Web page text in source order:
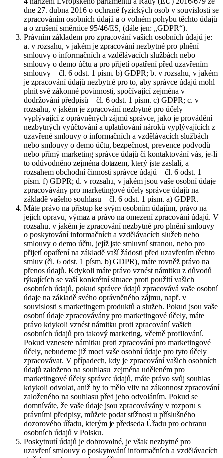
dne 27. dubna 2016 o ochraně fyzických osob v souvislosti se
zpracováním osobních údajů a o volném pohybu těchto údajů
a o zrušení směrnice 95/46/ES, (dále jen: „GDPR“).
Právním základem pro zpracování vašich osobních údajů je:
a. v rozsahu, v jakém je zpracování nezbytné pro plnění
smlouvy o informačních a vzdělávacích službách nebo
smlouvy o demo účtu a pro přijetí opatření před uzavřením
smlouvy – čl. 6 odst. 1 písm. b) GDPR; b. v rozsahu, v jakém
je zpracování údajů nezbytné pro to, aby správce údajů mohl
plnit své zákonné povinnosti, spočívající zejména v
dodržování předpisů – čl. 6 odst. 1 písm. c) GDPR; c. v
rozsahu, v jakém je zpracování nezbytné pro účely
vyplývající z oprávněných zájmů správce, jako je provádění
nezbytných vyúčtování a uplatňování nároků vyplývajících z
uzavřené smlouvy o informačních a vzdělávacích službách
nebo smlouvy o demo účtu, bezpečnost, prevence podvodů
nebo přímý marketing správce údajů či kontaktování vás, je-li
to odůvodněno zejména dotazem, který jste zaslali, a
rozsahem obchodní činnosti správce údajů – čl. 6 odst. 1
písm. f) GDPR; d. v rozsahu, v jakém jsou vaše osobní údaje
zpracovávány pro marketingové účely správce údajů na
základě vašeho souhlasu – čl. 6 odst. 1 písm. a) GDPR.
Máte právo na přístup ke svým osobním údajům, právo na
jejich opravu, výmaz a právo na omezení zpracování údajů. V
rozsahu, v jakém je zpracování nezbytné pro plnění smlouvy
o poskytování informačních a vzdělávacích služeb nebo
smlouvy o demo účtu, jejíž jste smluvní stranou, nebo pro
přijetí opatření na základě vaší žádosti před uzavřením těchto
smluv (čl. 6 odst. 1 písm. b) GDPR), máte rovněž právo na
přenos údajů. Kdykoli máte právo vznést námitku z důvodů
týkajících se vaší konkrétní situace proti použití vašich
osobních údajů, pokud správce údajů zpracovává vaše osobní
údaje na základě svého oprávněného zájmu, např. v
souvislosti s marketingem produktů a služeb. Pokud jsou vaše
osobní údaje zpracovávány pro marketingové účely, máte
právo kdykoli vznést námitku proti zpracování vašich
osobních údajů pro takový marketing, včetně profilování.
Pokud vznesete námitku proti zpracování pro marketingové
účely, nebudeme již moci vaše osobní údaje pro tyto účely
zpracovávat. V případech, kdy je zpracování vašich osobních
údajů založeno na souhlasu, zejména uděleném pro
marketingové účely správce údajů, máte právo svůj souhlas
kdykoli odvolat, aniž by to mělo vliv na zákonnost zpracování
založeného na souhlasu před jeho odvoláním. Pokud se
domníváte, že vaše údaje jsou zpracovávány v rozporu s
právními předpisy, můžete podat stížnost u příslušného
dozorového úřadu, kterým je předseda Úřadu pro ochranu
osobních údajů v Polsku.
Poskytnutí údajů je dobrovolné, je však nezbytné pro
uzavření smlouvy o poskytování informačních a vzdělávacích